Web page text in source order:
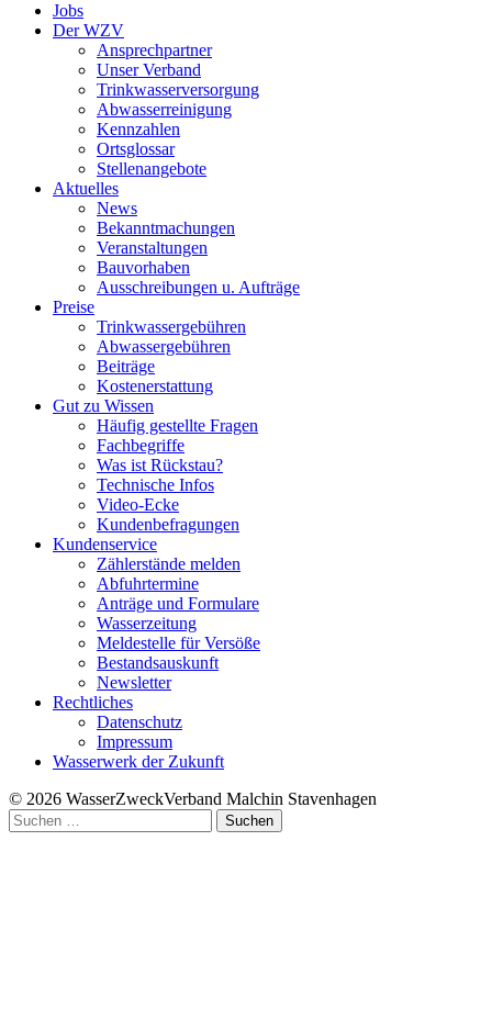
Jobs
Der WZV
Ansprechpartner
Unser Verband
Trinkwasser­versorgung
Abwasserreinigung
Kennzahlen
Ortsglossar
Stellenangebote
Aktuelles
News
Bekanntmachungen
Veranstaltungen
Bauvorhaben
Ausschreibungen u. Aufträge
Preise
Trinkwassergebühren
Abwassergebühren
Beiträge
Kostenerstattung
Gut zu Wissen
Häufig gestellte Fragen
Fachbegriffe
Was ist Rückstau?
Technische Infos
Video-Ecke
Kundenbefragungen
Kundenservice
Zählerstände melden
Abfuhrtermine
Anträge und Formulare
Wasserzeitung
Meldestelle für Versöße
Bestandsauskunft
Newsletter
Rechtliches
Datenschutz
Impressum
Wasserwerk der Zukunft
© 2026 WasserZweckVerband­ Malchin Stavenhagen